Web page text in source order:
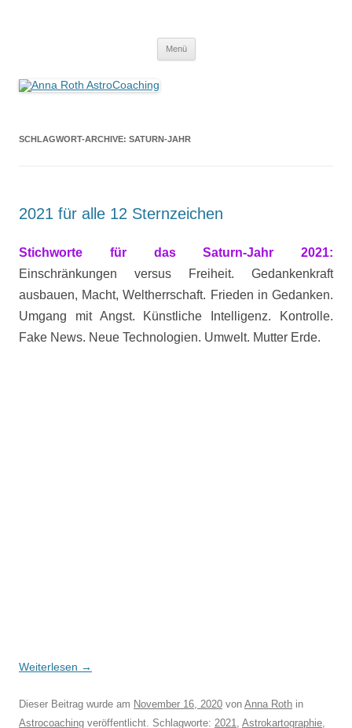
Menü
SCHLAGWORT-ARCHIVE: SATURN-JAHR
2021 für alle 12 Sternzeichen
Stichworte für das Saturn-Jahr 2021:
Einschränkungen versus Freiheit. Gedankenkraft
ausbauen, Macht, Weltherrschaft. Frieden in Gedanken.
Umgang mit Angst. Künstliche Intelligenz. Kontrolle.
Fake News. Neue Technologien. Umwelt. Mutter Erde.
Weiterlesen →
Dieser Beitrag wurde am November 16, 2020 von Anna Roth in
Astrocoaching veröffentlicht. Schlagworte: 2021, Astrokartographie,